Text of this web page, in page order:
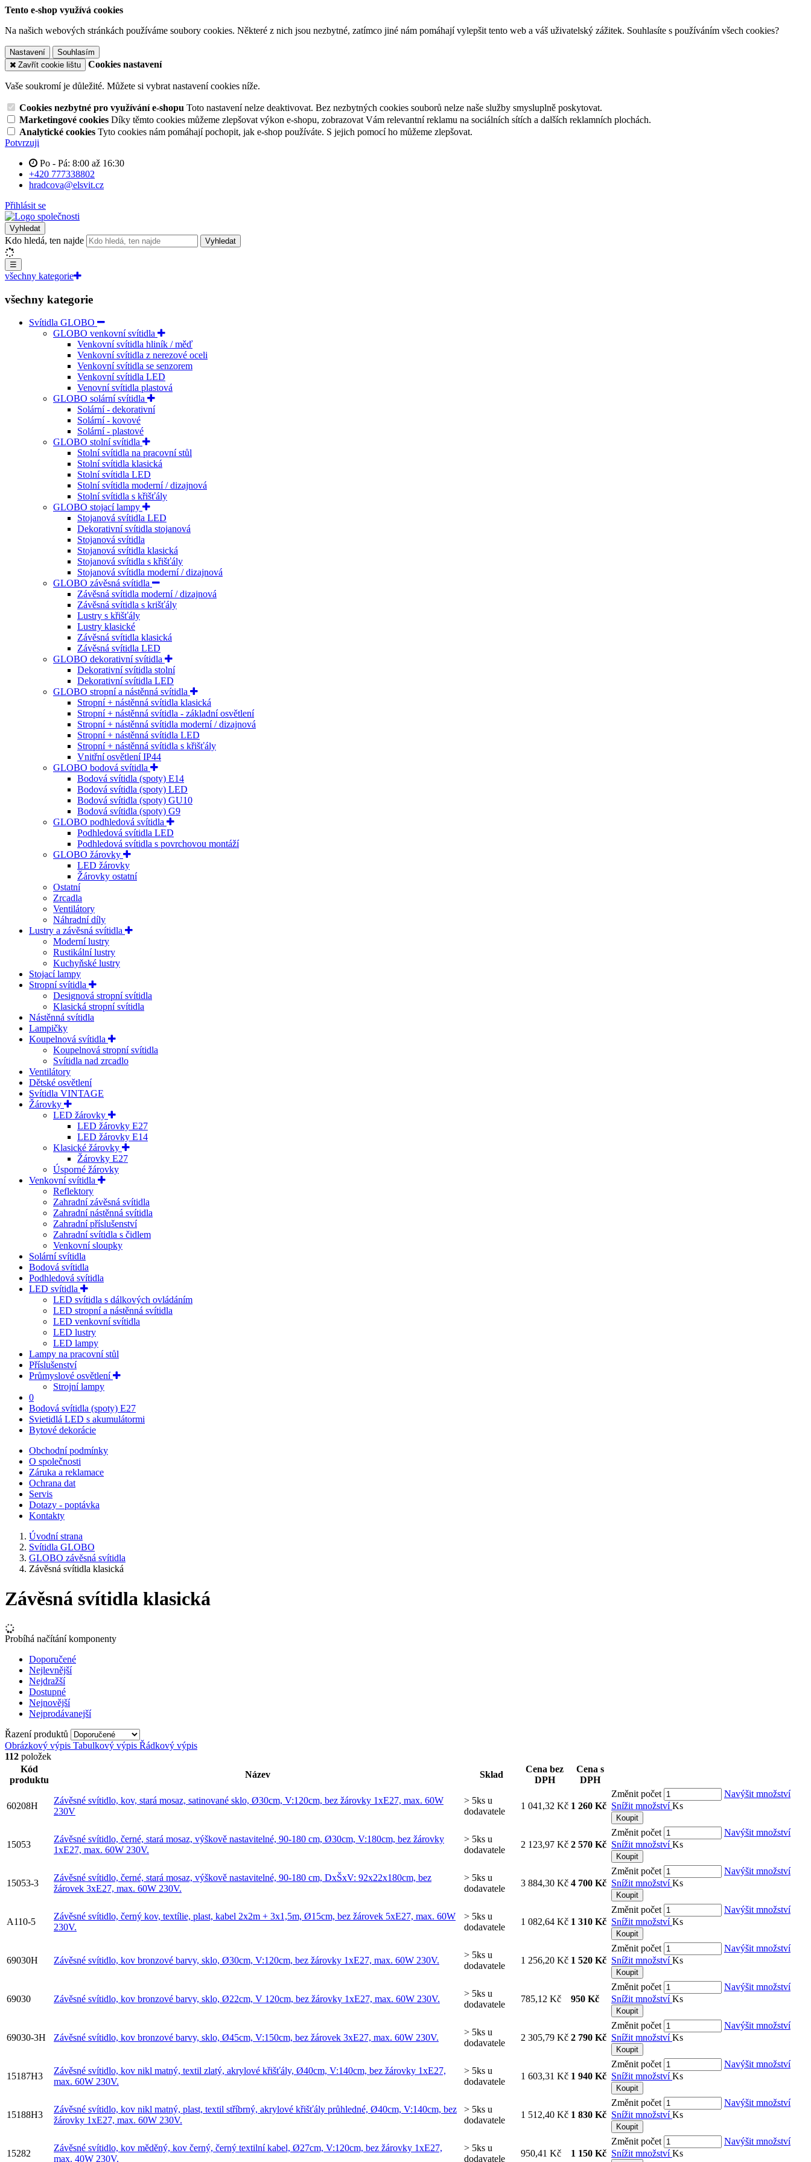
Tento e-shop využívá cookies
Na našich webových stránkách používáme soubory cookies. Některé z nich jsou nezbytné, zatímco jiné nám pomáhají vylepšit tento web a váš uživatelský zážitek. Souhlasíte s používáním všech cookies?
Nastavení
Souhlasím
Zavřít cookie lištu
Cookies nastavení
Vaše soukromí je důležité. Můžete si vybrat nastavení cookies níže.
Cookies nezbytné pro využívání e-shopu Toto nastavení nelze deaktivovat. Bez nezbytných cookies souborů nelze naše služby smysluplně poskytovat.
Marketingové cookies Díky těmto cookies můžeme zlepšovat výkon e-shopu, zobrazovat Vám relevantní reklamu na sociálních sítích a dalších reklamních plochách.
Analytické cookies Tyto cookies nám pomáhají pochopit, jak e-shop používáte. S jejich pomocí ho můžeme zlepšovat.
Potvrzuji
Po - Pá: 8:00 až 16:30
+420 777338802
hradcova@elsvit.cz
Přihlásit se
Vyhledat
Kdo hledá, ten najde Vyhledat
☰
všechny kategorie
všechny kategorie
Svítidla GLOBO
GLOBO venkovní svítidla
Venkovní svítidla hliník / měď
Venkovní svítidla z nerezové oceli
Venkovní svítidla se senzorem
Venkovní svítidla LED
Venovní svítidla plastová
GLOBO solární svítidla
Solární - dekorativní
Solární - kovové
Solární - plastové
GLOBO stolní svítidla
Stolní svítidla na pracovní stůl
Stolní svítidla klasická
Stolní svítidla LED
Stolní svítidla moderní / dizajnová
Stolní svítidla s křišťály
GLOBO stojací lampy
Stojanová svítidla LED
Dekorativní svítidla stojanová
Stojanová svítidla
Stojanová svítidla klasická
Stojanová svítidla s křišťály
Stojanová svítidla moderní / dizajnová
GLOBO závěsná svítidla
Závěsná svítidla moderní / dizajnová
Závěsná svítidla s krišťály
Lustry s křišťály
Lustry klasické
Závěsná svítidla klasická
Závěsná svítidla LED
GLOBO dekorativní svítidla
Dekorativní svítidla stolní
Dekorativní svítidla LED
GLOBO stropní a nástěnná svítidla
Stropní + nástěnná svítidla klasická
Stropní + nástěnná svítidla - základní osvětlení
Stropní + nástěnná svítidla moderní / dizajnová
Stropní + nástěnná svítidla LED
Stropní + nástěnná svítidla s křišťály
Vnitřní osvětlení IP44
GLOBO bodová svítidla
Bodová svítidla (spoty) E14
Bodová svítidla (spoty) LED
Bodová svítidla (spoty) GU10
Bodová svítidla (spoty) G9
GLOBO podhledová svítidla
Podhledová svítidla LED
Podhledová svítidla s povrchovou montáží
GLOBO žárovky
LED žárovky
Žárovky ostatní
Ostatní
Zrcadla
Ventilátory
Náhradní díly
Lustry a závěsná svítidla
Moderní lustry
Rustikální lustry
Kuchyňské lustry
Stojací lampy
Stropní svítidla
Designová stropní svítidla
Klasická stropní svítidla
Nástěnná svítidla
Lampičky
Koupelnová svítidla
Koupelnová stropní svítidla
Svítidla nad zrcadlo
Ventilátory
Dětské osvětlení
Svítidla VINTAGE
Žárovky
LED žárovky
LED žárovky E27
LED žárovky E14
Klasické žárovky
Žárovky E27
Úsporné žárovky
Venkovní svítidla
Reflektory
Zahradní závěsná svítidla
Zahradní nástěnná svítidla
Zahradní příslušenství
Zahradní svítidla s čidlem
Venkovní sloupky
Solární svítidla
Bodová svítidla
Podhledová svítidla
LED svítidla
LED svítidla s dálkových ovládáním
LED stropní a nástěnná svítidla
LED venkovní svítidla
LED lustry
LED lampy
Lampy na pracovní stůl
Příslušenství
Průmyslové osvětlení
Strojní lampy
0
Bodová svítidla (spoty) E27
Svietidlá LED s akumulátormi
Bytové dekorácie
Obchodní podmínky
O společnosti
Záruka a reklamace
Ochrana dat
Servis
Dotazy - poptávka
Kontakty
Úvodní strana
Svítidla GLOBO
GLOBO závěsná svítidla
Závěsná svítidla klasická
Závěsná svítidla klasická
Probíhá načítání komponenty
Doporučené
Nejlevnější
Nejdražší
Dostupné
Nejnovější
Nejprodávanejší
Řazení produktů
Obrázkový výpis Tabulkový výpis Řádkový výpis
112 položek
Kód
produktu
Název Sklad
Cena bez
DPH
Cena s
DPH
60208H
Závěsné svítidlo, kov, stará mosaz, satinované sklo, Ø30cm, V:120cm, bez žárovky 1xE27, max. 60W
230V
> 5ks u
dodavatele
1 041,32 Kč 1 260 Kč
Změnit počet
Navýšit množství
Snížit množstvíKs
Koupit
15053
Závěsné svítidlo, černé, stará mosaz, výškově nastavitelné, 90-180 cm, Ø30cm, V:180cm, bez žárovky
1xE27, max. 60W 230V.
> 5ks u
dodavatele
2 123,97 Kč 2 570 Kč
Změnit počet
Navýšit množství
Snížit množstvíKs
Koupit
15053-3
Závěsné svítidlo, černé, stará mosaz, výškově nastavitelné, 90-180 cm, DxŠxV: 92x22x180cm, bez
žárovek 3xE27, max. 60W 230V.
> 5ks u
dodavatele
3 884,30 Kč 4 700 Kč
Změnit počet
Navýšit množství
Snížit množstvíKs
Koupit
A110-5
Závěsné svítidlo, černý kov, textílie, plast, kabel 2x2m + 3x1,5m, Ø15cm, bez žárovek 5xE27, max. 60W
230V.
> 5ks u
dodavatele
1 082,64 Kč 1 310 Kč
Změnit počet
Navýšit množství
Snížit množstvíKs
Koupit
69030H Závěsné svítidlo, kov bronzové barvy, sklo, Ø30cm, V:120cm, bez žárovky 1xE27, max. 60W 230V.
> 5ks u
dodavatele
1 256,20 Kč 1 520 Kč
Změnit počet
Navýšit množství
Snížit množstvíKs
Koupit
69030 Závěsné svítidlo, kov bronzové barvy, sklo, Ø22cm, V 120cm, bez žárovky 1xE27, max. 60W 230V.
> 5ks u
dodavatele
785,12 Kč 950 Kč
Změnit počet
Navýšit množství
Snížit množstvíKs
Koupit
69030-3H Závěsné svítidlo, kov bronzové barvy, sklo, Ø45cm, V:150cm, bez žárovek 3xE27, max. 60W 230V.
> 5ks u
dodavatele
2 305,79 Kč 2 790 Kč
Změnit počet
Navýšit množství
Snížit množstvíKs
Koupit
15187H3
Závěsné svítidlo, kov nikl matný, textil zlatý, akrylové křišťály, Ø40cm, V:140cm, bez žárovky 1xE27,
max. 60W 230V.
> 5ks u
dodavatele
1 603,31 Kč 1 940 Kč
Změnit počet
Navýšit množství
Snížit množstvíKs
Koupit
15188H3
Závěsné svítidlo, kov nikl matný, plast, textil stříbrný, akrylové křišťály průhledné, Ø40cm, V:140cm, bez
žárovky 1xE27, max. 60W 230V.
> 5ks u
dodavatele
1 512,40 Kč 1 830 Kč
Změnit počet
Navýšit množství
Snížit množstvíKs
Koupit
15282
Závěsné svítidlo, kov měděný, kov černý, černý textilní kabel, Ø27cm, V:120cm, bez žárovky 1xE27,
max. 40W 230V.
> 5ks u
dodavatele
950,41 Kč 1 150 Kč
Změnit počet
Navýšit množství
Snížit množstvíKs